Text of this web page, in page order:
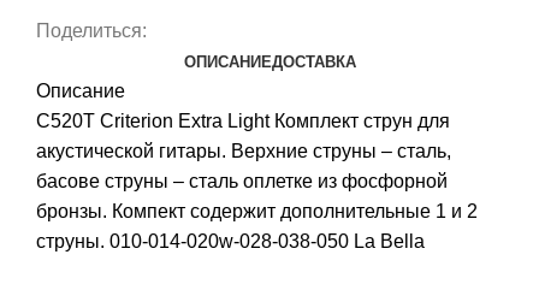
Поделиться:
ОПИСАНИЕДОСТАВКА
Описание
C520T Criterion Extra Light Комплект струн для
акустической гитары. Верхние струны – сталь,
басове струны – сталь оплетке из фосфорной
бронзы. Компект содержит дополнительные 1 и 2
струны. 010-014-020w-028-038-050 La Bella